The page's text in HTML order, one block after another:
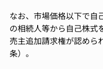
なお、市場価格以下で自
の相続人等から自己株式
売主追加請求権が認めら
条）。